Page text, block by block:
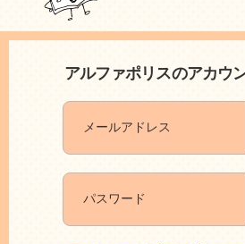
アルファポリスのアカウ
メールアドレス
パスワード